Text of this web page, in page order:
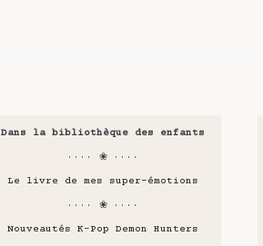
Dans la bibliothèque des enfants
···· ❀ ····
Le livre de mes super-émotions
···· ❀ ····
Nouveautés K-Pop Demon Hunters